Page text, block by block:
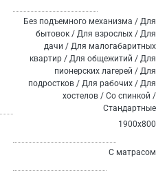
Без подъемного механизма / Для
бытовок / Для взрослых / Для
дачи / Для малогабаритных
квартир / Для общежитий / Для
пионерских лагерей / Для
подростков / Для рабочих / Для
хостелов / Со спинкой /
Стандартные
1900х800
С матрасом